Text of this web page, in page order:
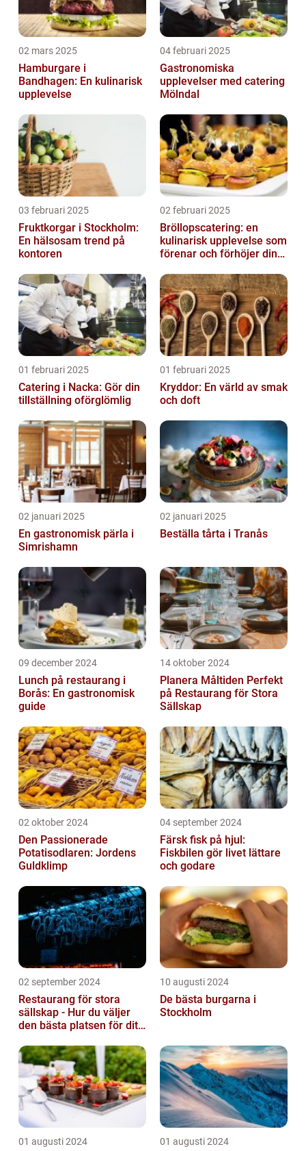
02 mars 2025
Hamburgare i
Bandhagen: En kulinarisk
upplevelse
04 februari 2025
Gastronomiska
upplevelser med catering
Mölndal
03 februari 2025
Fruktkorgar i Stockholm:
En hälsosam trend på
kontoren
02 februari 2025
Bröllopscatering: en
kulinarisk upplevelse som
förenar och förhöjer din
01 februari 2025
Catering i Nacka: Gör din
tillställning oförglömlig
01 februari 2025
Kryddor: En värld av smak
och doft
02 januari 2025
En gastronomisk pärla i
Simrishamn
02 januari 2025
Beställa tårta i Tranås
09 december 2024
Lunch på restaurang i
Borås: En gastronomisk
guide
14 oktober 2024
Planera Måltiden Perfekt
på Restaurang för Stora
Sällskap
02 oktober 2024
Den Passionerade
Potatisodlaren: Jordens
Guldklimp
04 september 2024
Färsk fisk på hjul:
Fiskbilen gör livet lättare
och godare
02 september 2024
Restaurang för stora
sällskap - Hur du väljer
den bästa platsen för ditt
10 augusti 2024
De bästa burgarna i
Stockholm
01 augusti 2024 01 augusti 2024